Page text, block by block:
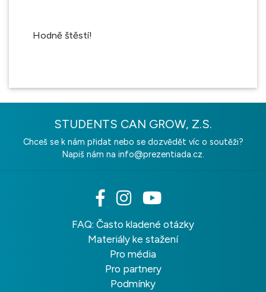
Hodně štěstí!
STUDENTS CAN GROW, Z.S.
Chceš se k nám přidat nebo se dozvědět víc o soutěži?
Napiš nám na info@prezentiada.cz.
FAQ: Často kladené otázky
Materiály ke stažení
Pro média
Pro partnery
Podmínky